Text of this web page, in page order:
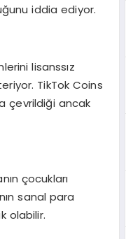
iddia ediyor.
lisanssız
TikTok Coins
çevrildiği ancak
çocukları
sanal para
olabilir.